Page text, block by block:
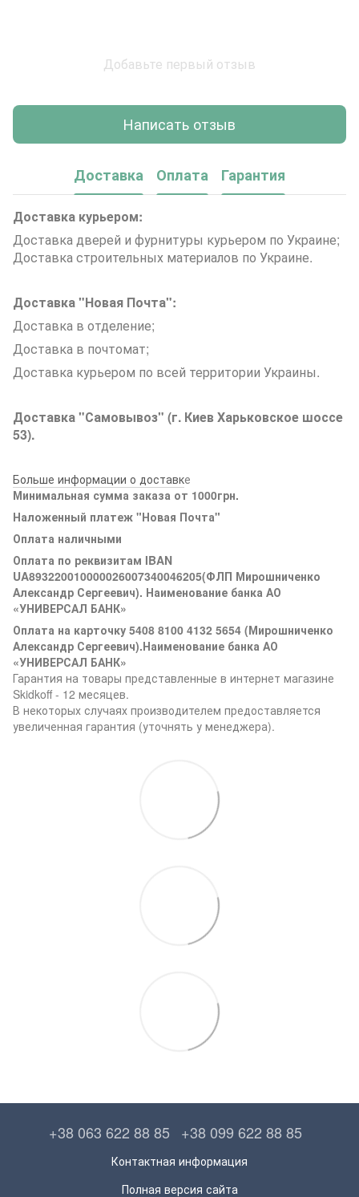
Добавьте первый отзыв
Написать отзыв
Доставка Оплата Гарантия
Доставка курьером:
Доставка дверей и фурнитуры курьером по Украине;
Доставка строительных материалов по Украине.
Доставка "Новая Почта":
Доставка в отделение;
Доставка в почтомат;
Доставка курьером по всей территории Украины.
Доставка "Самовывоз" (г. Киев Харьковское шоссе
53).
Больше информации о доставке
Минимальная сумма заказа от 1000грн.
Наложенный платеж "Новая Почта"
Оплата наличными
Оплата по реквизитам IBAN
UA893220010000026007340046205(ФЛП Мирошниченко
Александр Сергеевич). Наименование банка АО
«УНИВЕРСАЛ БАНК»
Оплата на карточку 5408 8100 4132 5654 (Мирошниченко
Александр Сергеевич).Наименование банка АО
«УНИВЕРСАЛ БАНК»
Гарантия на товары представленные в интернет магазине
Skidkoff - 12 месяцев.
В некоторых случаях производителем предоставляется
увеличенная гарантия (уточнять у менеджера).
+38 063 622 88 85 +38 099 622 88 85
Контактная информация
Полная версия сайта